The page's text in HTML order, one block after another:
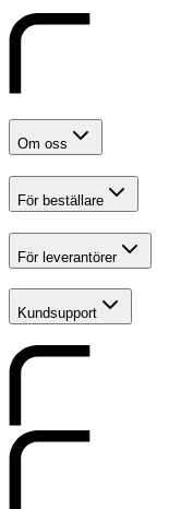
Om oss
För beställare
För leverantörer
Kundsupport